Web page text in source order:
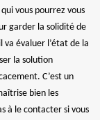
vous pourrez vous
garder la solidité de
va évaluer l’état de la
la solution
C’est un
bien les
à le contacter si vous